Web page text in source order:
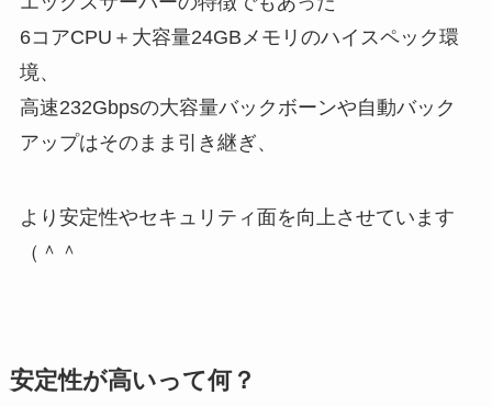
6コアCPU＋大容量24GBメモリのハイスペック環
境、
高速232Gbpsの大容量バックボーンや自動バック
アップはそのまま引き継ぎ、
より安定性やセキュリティ面を向上させています
（＾＾
安定性が高いって何？